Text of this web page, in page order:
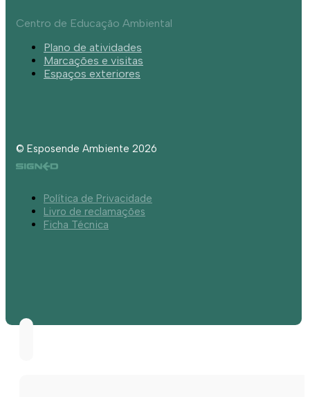
Centro de Educação Ambiental
Plano de atividades
Marcações e visitas
Espaços exteriores
© Esposende Ambiente 2026
Política de Privacidade
Livro de reclamações
Ficha Técnica